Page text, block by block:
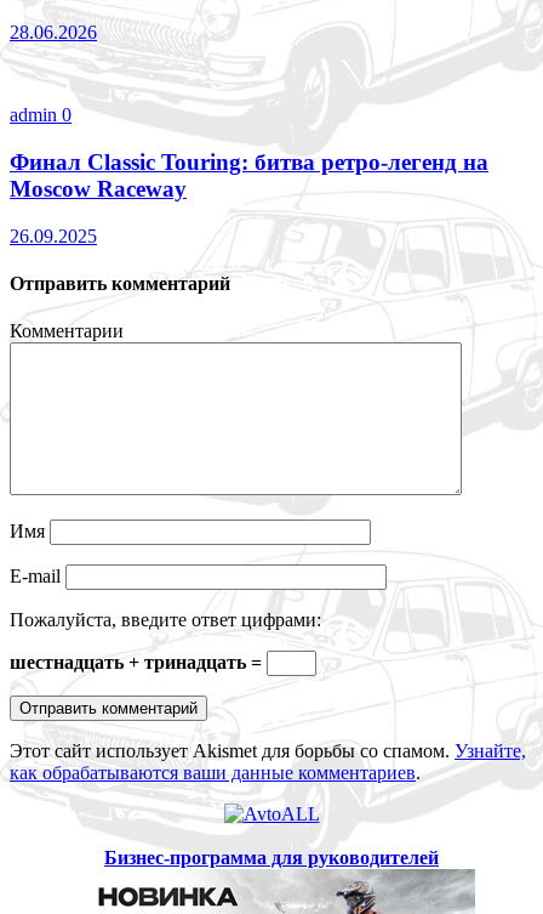
28.06.2026
admin 0
Финал Classic Touring: битва ретро-легенд на
Moscow Raceway
26.09.2025
Отправить комментарий
Комментарии
Имя
E-mail
Пожалуйста, введите ответ цифрами:
шестнадцать + тринадцать =
Этот сайт использует Akismet для борьбы со спамом. Узнайте,
как обрабатываются ваши данные комментариев.
Бизнес-программа для руководителей